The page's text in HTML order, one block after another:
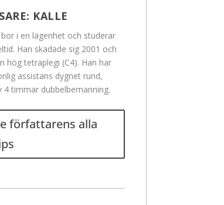
KALLE
bor i en lägenhet och studerar
Han skadade sig 2001 och
hög tetraplegi (C4). Han har
assistans dygnet rund,
4 timmar dubbelbemanning.
författarens alla